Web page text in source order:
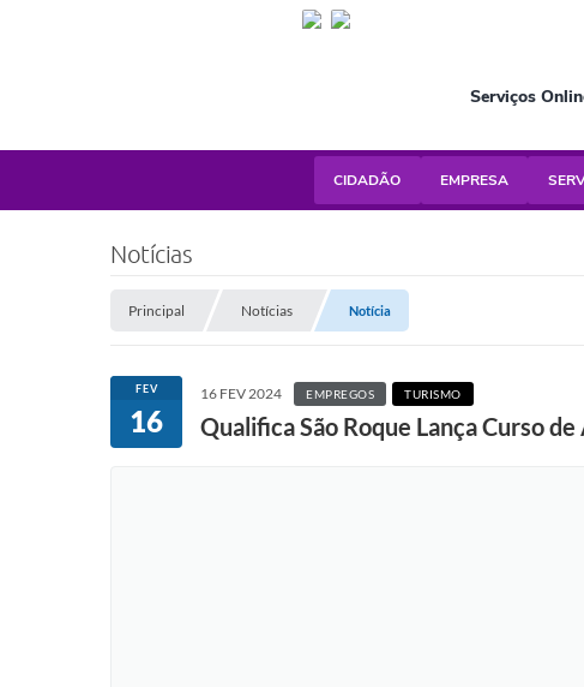
Serviços
CIDADÃO EMPRESA
Notícias
Principal Notícias Notícia
FEV
16
16 FEV 2024 EMPREGOS TURISMO
Qualifica São Roque Lança Curso